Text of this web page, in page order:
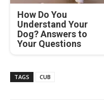
How Do You
Understand Your
Dog? Answers to
Your Questions
TAGS CUB